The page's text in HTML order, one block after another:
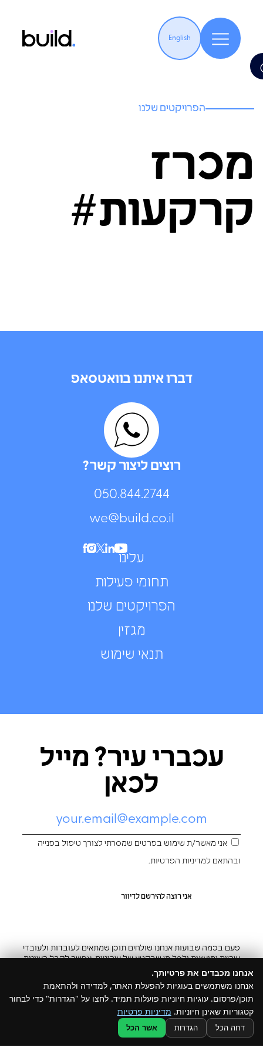
English
הפרויקטים שלנו
מכרז
קרקעות#
עלינו
תחומי פעילות
הפרויקטים שלנו
מגזין
תנאי שימוש
דברו איתנו בוואטסאפ
רוצים ליצור קשר?
050.844.2744⁩
we@build.co.il
עכברי עיר? מייל
לכאן
אני מאשר/ת שימוש בפרטים שמסרתי לצורך טיפול בפנייה
ובהתאם למדיניות הפרטיות.
פעם בכמה שבועות אנחנו שולחים תוכן שמתאים לעובדות ולעובדי
עיריות ומועצות ולכל מי שבקטע של עירוניות. אפשר לקבל רעיונות
@ כל הזכויות שמורות ל –Build
אנחנו מכבדים את פרטיותך.
אנחנו משתמשים בעוגיות להפעלת האתר, למדידה ולהתאמת
תוכן/פרסום. עוגיות חיוניות פועלות תמיד. לחצו על "הגדרות" כדי לבחור
קטגוריות שאינן חיוניות. מדיניות פרטיות
דחה הכל הגדרות אשר הכל